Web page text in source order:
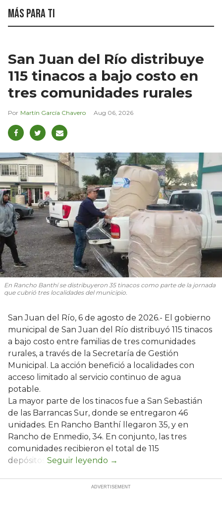
Más para ti
San Juan del Río distribuye
115 tinacos a bajo costo en
tres comunidades rurales
Martín García Chavero Aug 06, 2026
En Rancho Banthí se distribuyeron 35 tinacos como parte de la jornada
que cubrió tres localidades del municipio.
San Juan del Río, 6 de agosto de 2026.- El gobierno
municipal de San Juan del Río distribuyó 115 tinacos
a bajo costo entre familias de tres comunidades
rurales, a través de la Secretaría de Gestión
Municipal. La acción benefició a localidades con
acceso limitado al servicio continuo de agua
potable.
La mayor parte de los tinacos fue a San Sebastián
de las Barrancas Sur, donde se entregaron 46
unidades. En Rancho Banthí llegaron 35, y en
Rancho de Enmedio, 34. En conjunto, las tres
comunidades recibieron el total de 115
depósitos.